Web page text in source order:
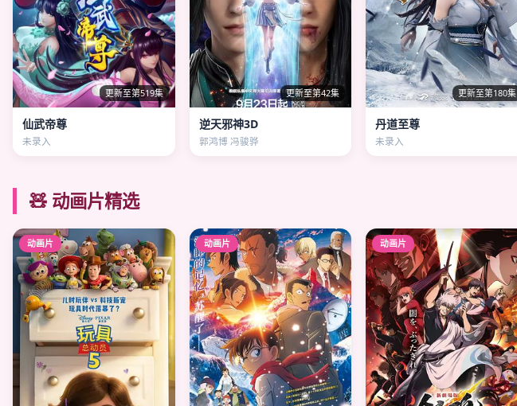
更新至第519集
仙武帝尊
未录入
更新至第42集
逆天邪神3D
郭鸿博 冯骏骅
更新至第180集
丹道至尊
未录入
🧸 动画片精选
动画片 动画片 动画片